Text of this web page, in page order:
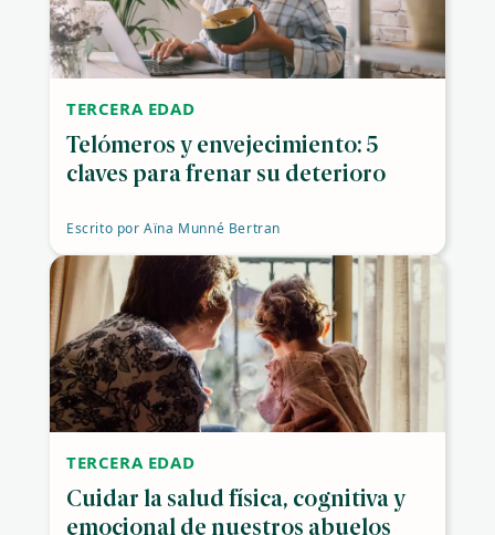
TERCERA EDAD
Telómeros y envejecimiento: 5
claves para frenar su deterioro
Escrito por Aïna Munné Bertran
TERCERA EDAD
Cuidar la salud física, cognitiva y
emocional de nuestros abuelos